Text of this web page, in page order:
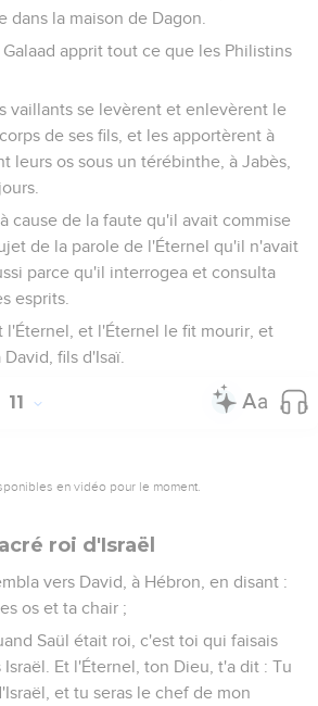
dans la maison de Dagon.
apprit tout ce que les Philistins
vaillants se levèrent et enlevèrent le
de ses fils, et les apportèrent à
leurs os sous un térébinthe, à Jabès,
cause de la faute qu'il avait commise
de la parole de l'Éternel qu'il n'avait
parce qu'il interrogea et consulta
esprits.
l'Éternel, et l'Éternel le fit mourir, et
fils d'Isaï.
11
en vidéo pour le moment.
roi d'Israël
vers David, à Hébron, en disant :
os et ta chair ;
Saül était roi, c'est toi qui faisais
Et l'Éternel, ton Dieu, t'a dit : Tu
et tu seras le chef de mon